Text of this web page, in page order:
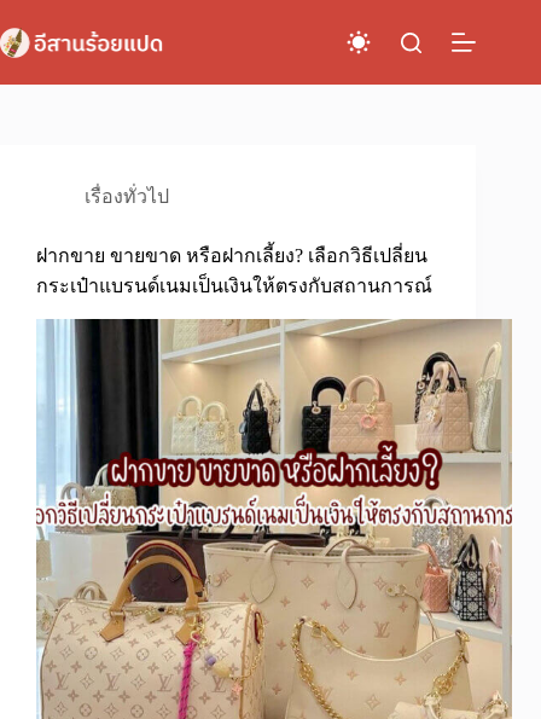
to
content
เรื่องทั่วไป
ฝากขาย ขายขาด หรือฝากเลี้ยง? เลือกวิธีเปลี่ยน
กระเป๋าแบรนด์เนมเป็นเงินให้ตรงกับสถานการณ์